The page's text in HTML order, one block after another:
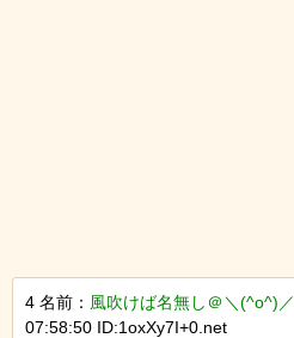
4 名前： 風吹けば名無し＠＼(^o^)／
07:58:50 ID:1oxXy7I+0.net